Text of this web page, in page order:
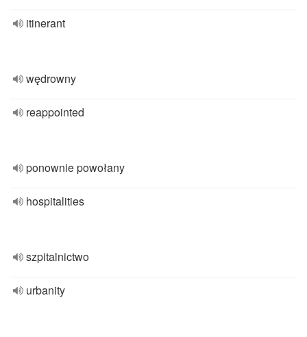
itinerant
wędrowny
reappointed
ponownie powołany
hospitalities
szpitalnictwo
urbanity